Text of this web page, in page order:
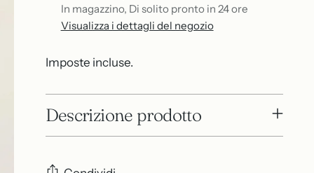
In magazzino, Di solito pronto in 24 ore
Visualizza i dettagli del negozio
Imposte incluse.
Descrizione prodotto